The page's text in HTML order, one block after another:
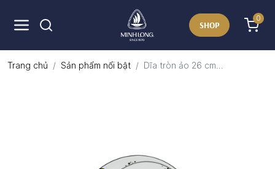
SHOP
0
Trang chủ Sản phẩm nổi bật Dĩa tròn ảo 26 cm...